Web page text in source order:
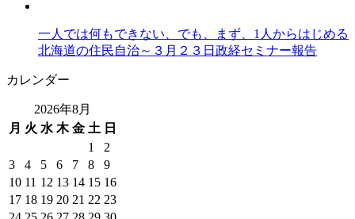
一人では何もできない、でも、まず、1人からはじめる
北海道の住民自治～３月２３日政経セミナー報告
カレンダー
2026年8月
月 火 水 木 金 土 日
1
2
3
4 5 6 7 8
9
10 11 12 13 14 15 16
17 18 19 20 21 22 23